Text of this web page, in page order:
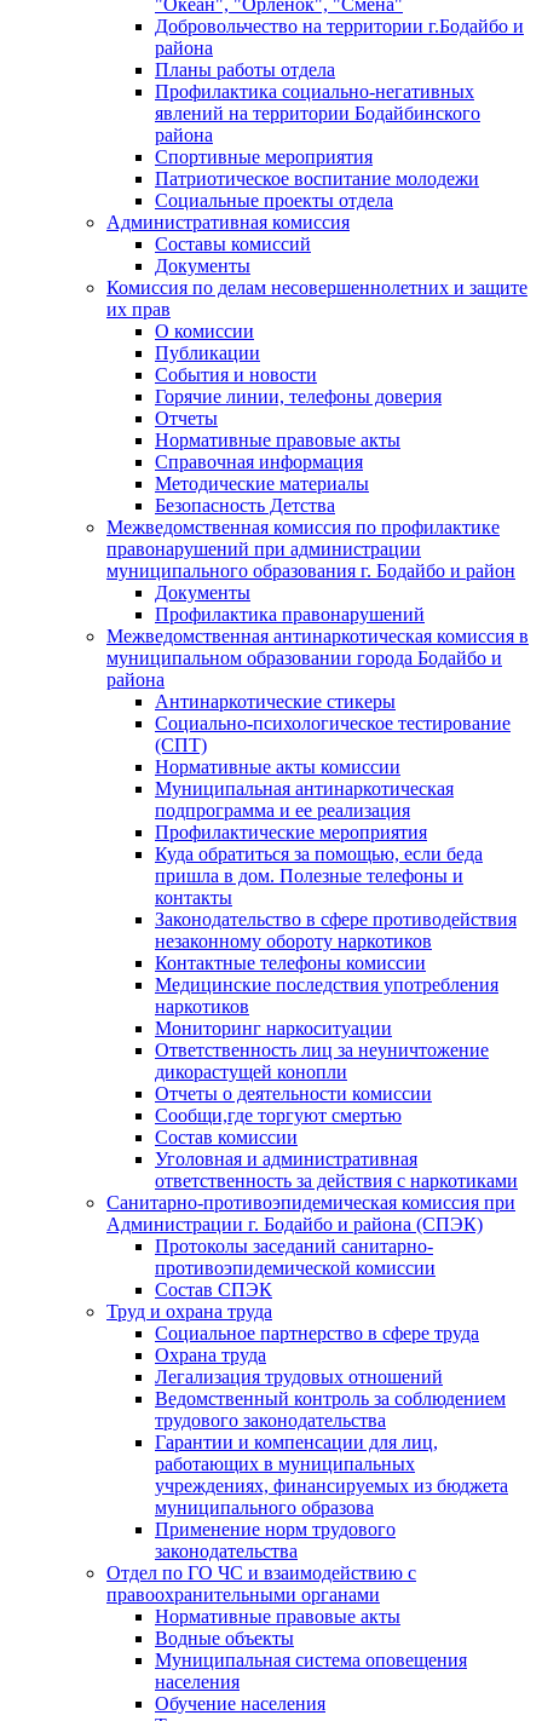
"Океан", "Орленок", "Смена"
Добровольчество на территории г.Бодайбо и
района
Планы работы отдела
Профилактика социально-негативных
явлений на территории Бодайбинского
района
Спортивные мероприятия
Патриотическое воспитание молодежи
Социальные проекты отдела
Административная комиссия
Составы комиссий
Документы
Комиссия по делам несовершеннолетних и защите
их прав
О комиссии
Публикации
События и новости
Горячие линии, телефоны доверия
Отчеты
Нормативные правовые акты
Справочная информация
Методические материалы
Безопасность Детства
Межведомственная комиссия по профилактике
правонарушений при администрации
муниципального образования г. Бодайбо и район
Документы
Профилактика правонарушений
Межведомственная антинаркотическая комиссия в
муниципальном образовании города Бодайбо и
района
Антинаркотические стикеры
Социально-психологическое тестирование
(СПТ)
Нормативные акты комиссии
Муниципальная антинаркотическая
подпрограмма и ее реализация
Профилактические мероприятия
Куда обратиться за помощью, если беда
пришла в дом. Полезные телефоны и
контакты
Законодательство в сфере противодействия
незаконному обороту наркотиков
Контактные телефоны комиссии
Медицинские последствия употребления
наркотиков
Мониторинг наркоситуации
Ответственность лиц за неуничтожение
дикорастущей конопли
Отчеты о деятельности комиссии
Сообщи,где торгуют смертью
Состав комиссии
Уголовная и административная
ответственность за действия с наркотиками
Санитарно-противоэпидемическая комиссия при
Администрации г. Бодайбо и района (СПЭК)
Протоколы заседаний санитарно-
противоэпидемической комиссии
Состав СПЭК
Труд и охрана труда
Социальное партнерство в сфере труда
Охрана труда
Легализация трудовых отношений
Ведомственный контроль за соблюдением
трудового законодательства
Гарантии и компенсации для лиц,
работающих в муниципальных
учреждениях, финансируемых из бюджета
муниципального образова
Применение норм трудового
законодательства
Отдел по ГО ЧС и взаимодействию с
правоохранительными органами
Нормативные правовые акты
Водные объекты
Муниципальная система оповещения
населения
Обучение населения